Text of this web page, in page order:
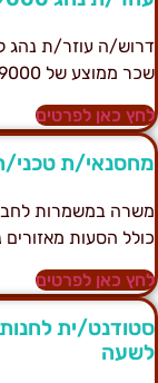
ה עוזר/ת נהג
ממוצע של 9000 ש"ח.
כאן לפרטים
ת טכני/
במשמרות
הסעות מאזורים
כאן לפרטים